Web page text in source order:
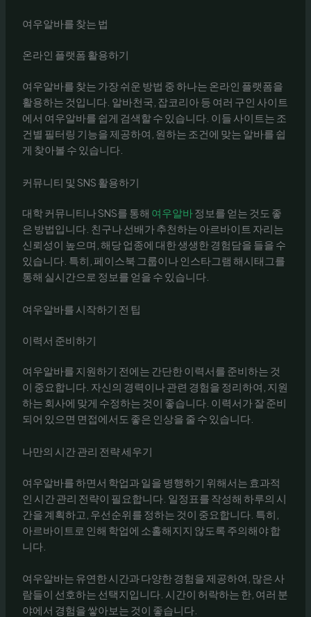
여우알바를 찾는 법
온라인 플랫폼 활용하기
여우알바를 찾는 가장 쉬운 방법 중 하나는 온라인 플랫폼을
활용하는 것입니다. 알바천국, 잡코리아 등 여러 구인 사이트
에서 여우알바를 쉽게 검색할 수 있습니다. 이들 사이트는 조
건별 필터링 기능을 제공하여, 원하는 조건에 맞는 알바를 쉽
게 찾아볼 수 있습니다.
커뮤니티 및 SNS 활용하기
대학 커뮤니티나 SNS를 통해 여우알바정보를 얻는 것도 좋
은 방법입니다. 친구나 선배가 추천하는 아르바이트 자리는
신뢰성이 높으며, 해당 업종에 대한 생생한 경험담을 들을 수
있습니다. 특히, 페이스북 그룹이나 인스타그램 해시태그를
통해 실시간으로 정보를 얻을 수 있습니다.
여우알바를 시작하기 전 팁
이력서 준비하기
여우알바를 지원하기 전에는 간단한 이력서를 준비하는 것
이 중요합니다. 자신의 경력이나 관련 경험을 정리하여, 지원
하는 회사에 맞게 수정하는 것이 좋습니다. 이력서가 잘 준비
되어 있으면 면접에서도 좋은 인상을 줄 수 있습니다.
나만의 시간 관리 전략 세우기
여우알바를 하면서 학업과 일을 병행하기 위해서는 효과적
인 시간 관리 전략이 필요합니다. 일정표를 작성해 하루의 시
간을 계획하고, 우선순위를 정하는 것이 중요합니다. 특히,
아르바이트로 인해 학업에 소홀해지지 않도록 주의해야 합
니다.
여우알바는 유연한 시간과 다양한 경험을 제공하여, 많은 사
람들이 선호하는 선택지입니다. 시간이 허락하는 한, 여러 분
야에서 경험을 쌓아보는 것이 좋습니다.